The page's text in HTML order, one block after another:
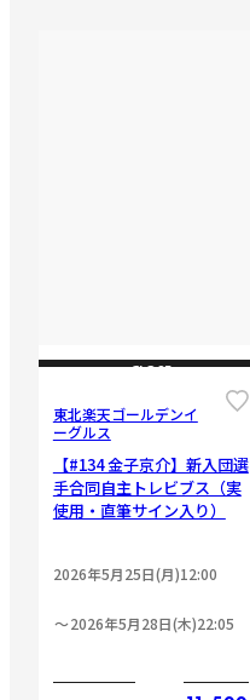
CLOSE
東北楽天ゴールデンイ
ーグルス
【#134 金子京介】新入団選
手合同自主トレビブス（実
使用・直筆サイン入り）
2026年5月25日(月)12:00
2026年5月28日(木)22:05